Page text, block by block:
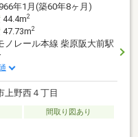
年1月(築60年8ヶ月)
44.4m2
47.73m2
ノレール本線 柴原阪大前駅
上野西４丁目
間取り図あり